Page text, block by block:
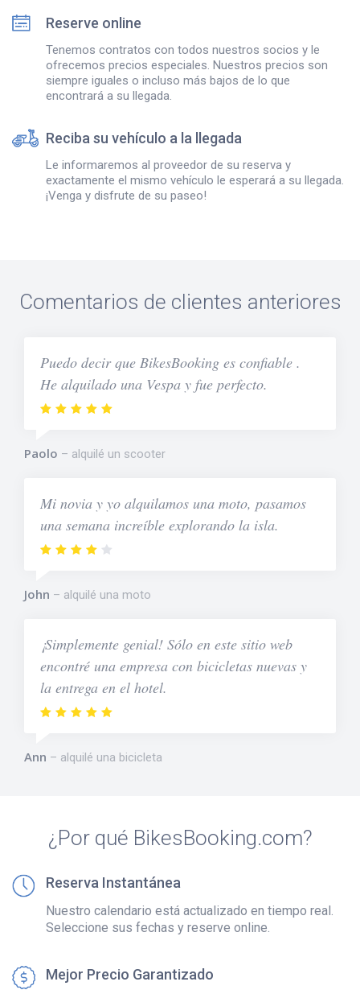
Reserve online
Tenemos contratos con todos nuestros socios y le
ofrecemos precios especiales. Nuestros precios son
siempre iguales o incluso más bajos de lo que
encontrará a su llegada.
Reciba su vehículo a la llegada
Le informaremos al proveedor de su reserva y
exactamente el mismo vehículo le esperará a su llegada.
¡Venga y disfrute de su paseo!
Comentarios de clientes anteriores
Puedo decir que BikesBooking es confiable .
He alquilado una Vespa y fue perfecto.
Paolo alquilé un scooter
Mi novia y yo alquilamos una moto, pasamos
una semana increíble explorando la isla.
John alquilé una moto
¡Simplemente genial! Sólo en este sitio web
encontré una empresa con bicicletas nuevas y
la entrega en el hotel.
Ann alquilé una bicicleta
¿Por qué BikesBooking.com?
Reserva Instantánea
Nuestro calendario está actualizado en tiempo real.
Seleccione sus fechas y reserve online.
Mejor Precio Garantizado